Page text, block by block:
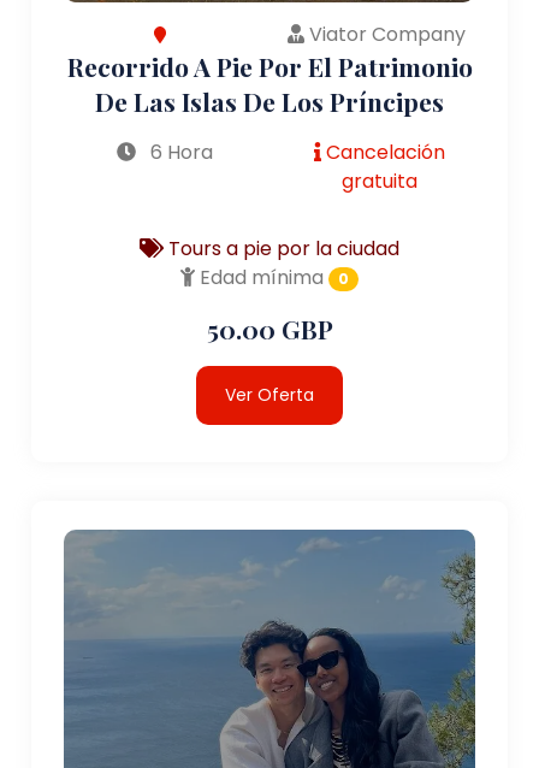
Viator Company
Recorrido A Pie Por El Patrimonio
De Las Islas De Los Príncipes
6 Hora
Cancelación
gratuita
Tours a pie por la ciudad
Edad mínima
0
50.00 GBP
Ver Oferta